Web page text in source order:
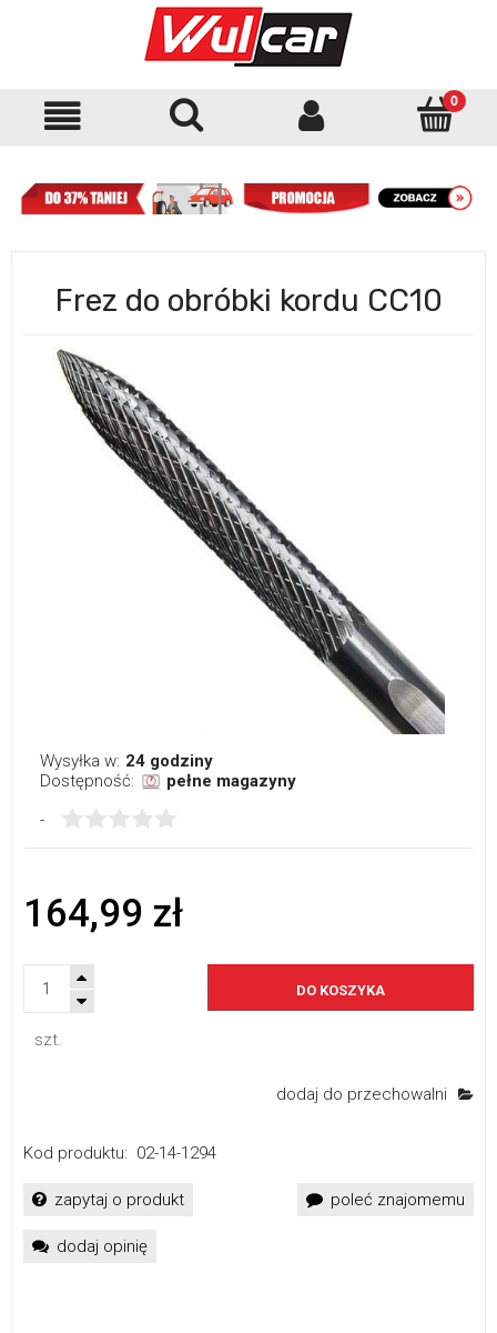
Frez do obróbki kordu CC10
Wysyłka w: 24 godziny
Dostępność:
pełne magazyny
-
164,99 zł
szt.
DO KOSZYKA
dodaj do przechowalni
Kod produktu: 02-14-1294
zapytaj o produkt poleć znajomemu
dodaj opinię